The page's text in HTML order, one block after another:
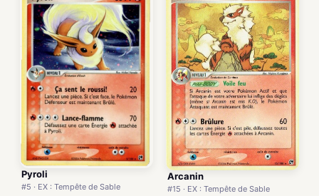
Pyroli
#5 · EX : Tempête de Sable
Arcanin
#15 · EX : Tempête de Sable